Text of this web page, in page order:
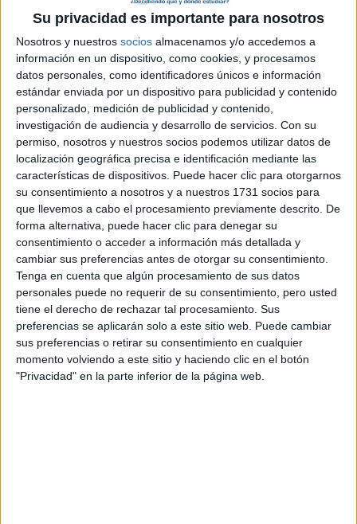
Su privacidad es importante para nosotros
Nosotros y nuestros socios almacenamos y/o accedemos a
información en un dispositivo, como cookies, y procesamos
datos personales, como identificadores únicos e información
estándar enviada por un dispositivo para publicidad y contenido
personalizado, medición de publicidad y contenido,
investigación de audiencia y desarrollo de servicios. Con su
permiso, nosotros y nuestros socios podemos utilizar datos de
localización geográfica precisa e identificación mediante las
características de dispositivos. Puede hacer clic para otorgarnos
su consentimiento a nosotros y a nuestros 1731 socios para
que llevemos a cabo el procesamiento previamente descrito. De
forma alternativa, puede hacer clic para denegar su
consentimiento o acceder a información más detallada y
cambiar sus preferencias antes de otorgar su consentimiento.
Tenga en cuenta que algún procesamiento de sus datos
personales puede no requerir de su consentimiento, pero usted
tiene el derecho de rechazar tal procesamiento. Sus
preferencias se aplicarán solo a este sitio web. Puede cambiar
sus preferencias o retirar su consentimiento en cualquier
momento volviendo a este sitio y haciendo clic en el botón
"Privacidad" en la parte inferior de la página web.
Sobre ti
Soy:*
Chico
Chica
¿En qué año terminas (o terminaste) bachillerato o FP?
Soy estudiante de:*
Términos y Condiciones de Uso
Aceptolos Términos y Condicionesde uso*